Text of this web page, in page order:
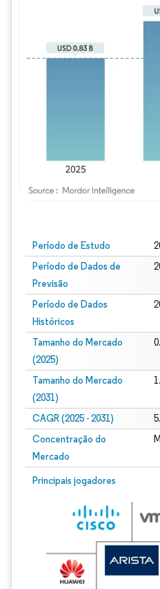
Período de Estudo
Período de Dados de
Previsão
Período de Dados
Históricos
Tamanho do Mercado
(2025)
Tamanho do Mercado
(2031)
CAGR (2025 - 2031)
Concentração do
Mercado
Principais jogadores